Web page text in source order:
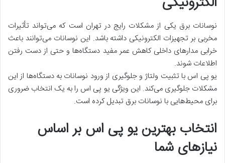
نوسانات برق یکی از مشکلات رایج در تهران است که می‌تواند تأثیرات
مخربی بر تجهیزات الکترونیکی داشته باشد. این نوسانات می‌توانند باعث
خرابی مدارهای داخلی کاهش عمر مفید دستگاه‌ها و حتی از دست رفتن
اطلاعات شوند.
یو پی اس با تثبیت ولتاژ و جلوگیری از ورود نوسانات به دستگاه‌ها از این
مشکلات جلوگیری می‌کند. این ویژگی یو پی اس را به یک انتخاب ضروری
برای محیط‌هایی با نوسانات برق تبدیل کرده است.
انتخاب بهترین یو پی اس بر اساس
نیازهای شما